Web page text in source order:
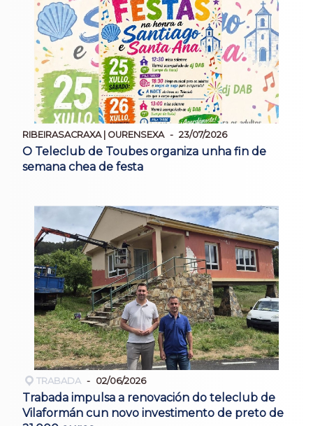
RIBEIRASACRAXA | OURENSEXA 23/07/2026
O Teleclub de Toubes organiza unha fin de
semana chea de festa
TRABADA 02/06/2026
Trabada impulsa a renovación do teleclub de
Vilaformán cun novo investimento de preto de